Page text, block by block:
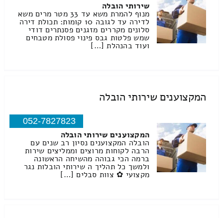
שירותי הובלה
מנוף להמרת משא עד 33 מטר מרים משא
לדירה עד לגובה 10 קומות: תכולת דירה
סלונים מקררים מזגנים פסנתרים דודי
שמש פלטות גבס פינוי פסולת מטבחים
ועוד בהנהלת […]
המקצוענים שירותי הובלה
052-7827823
המקצוענים שירותי הובלה
הובלה המקצוענים נסיון רב שנים עם
הרבה לקוחות מרוצים וממליצים שירות
ברמה הכי גבוהה מהשיחה הראשונה
ולמשך כל תהליך ה שירותי הובלות נגר
מקצועי ✿ צוות סבלים […]